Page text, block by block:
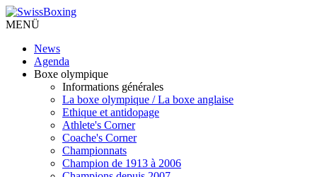
MENÜ
News
Agenda
Boxe olympique
Informations générales
La boxe olympique / La boxe anglaise
Ethique et antidopage
Athlete's Corner
Coache's Corner
Championnats
Champion de 1913 à 2006